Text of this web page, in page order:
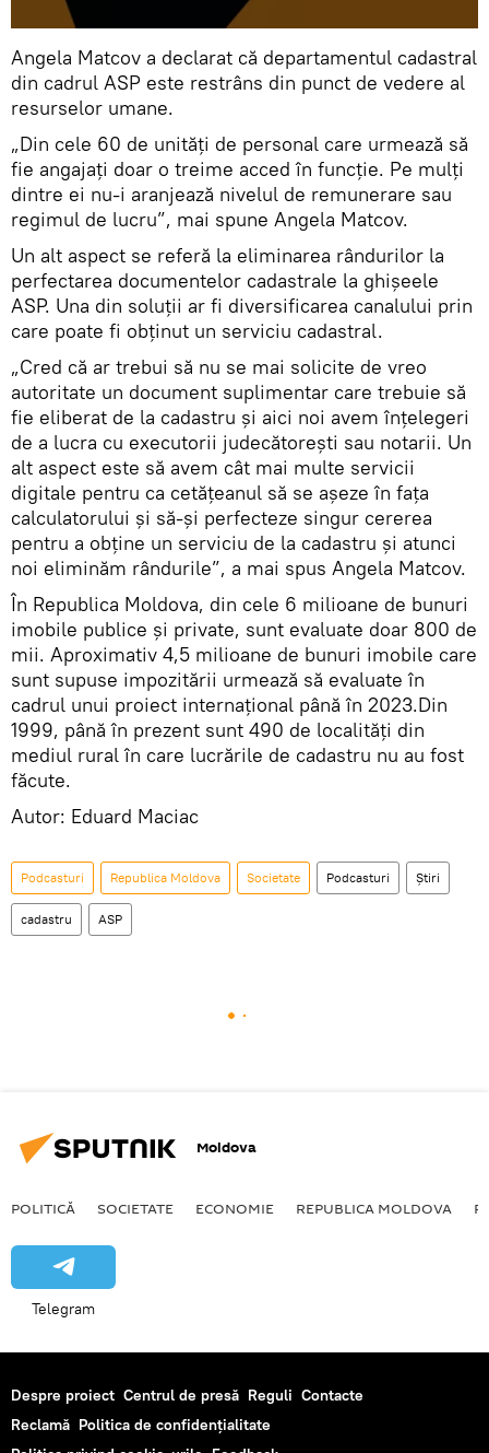
Angela Matcov a declarat că departamentul cadastral
din cadrul ASP este restrâns din punct de vedere al
resurselor umane.
„Din cele 60 de unități de personal care urmează să
fie angajați doar o treime acced în funcție. Pe mulți
dintre ei nu-i aranjează nivelul de remunerare sau
regimul de lucru”, mai spune Angela Matcov.
Un alt aspect se referă la eliminarea rândurilor la
perfectarea documentelor cadastrale la ghișeele
ASP. Una din soluții ar fi diversificarea canalului prin
care poate fi obținut un serviciu cadastral.
„Cred că ar trebui să nu se mai solicite de vreo
autoritate un document suplimentar care trebuie să
fie eliberat de la cadastru și aici noi avem înțelegeri
de a lucra cu executorii judecătorești sau notarii. Un
alt aspect este să avem cât mai multe servicii
digitale pentru ca cetățeanul să se așeze în fața
calculatorului și să-și perfecteze singur cererea
pentru a obține un serviciu de la cadastru și atunci
noi eliminăm rândurile”, a mai spus Angela Matcov.
În Republica Moldova, din cele 6 milioane de bunuri
imobile publice și private, sunt evaluate doar 800 de
mii. Aproximativ 4,5 milioane de bunuri imobile care
sunt supuse impozitării urmează să evaluate în
cadrul unui proiect internațional până în 2023.Din
1999, până în prezent sunt 490 de localități din
mediul rural în care lucrările de cadastru nu au fost
făcute.
Autor: Eduard Maciac
Podcasturi Republica Moldova Societate Podcasturi Știri
cadastru ASP
Moldova
POLITICĂ SOCIETATE ECONOMIE REPUBLICA MOLDOVA
Telegram
Despre proiect Centrul de presă Reguli Contacte
Reclamă Politica de confidențialitate